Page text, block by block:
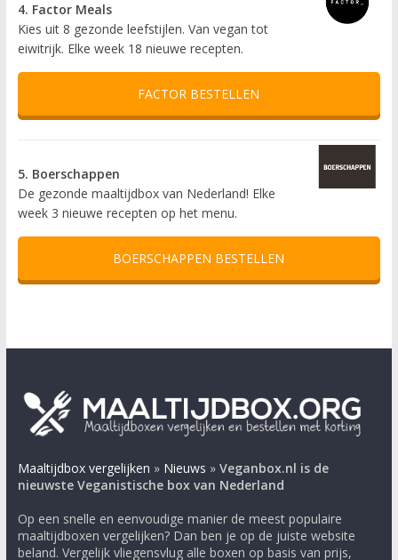
4. Factor Meals
Kies uit 8 gezonde leefstijlen. Van vegan tot
eiwitrijk. Elke week 18 nieuwe recepten.
FACTOR BESTELLEN
5. Boerschappen
De gezonde maaltijdbox van Nederland! Elke
week 3 nieuwe recepten op het menu.
BOERSCHAPPEN BESTELLEN
Maaltijdbox vergelijken » Nieuws » Veganbox.nl is de
nieuwste Veganistische box van Nederland
Op een snelle en eenvoudige manier de meest populaire
maaltijdboxen vergelijken? Dan ben je op de juiste website
beland. Vergelijk vliegensvlug alle boxen op basis van prijs,